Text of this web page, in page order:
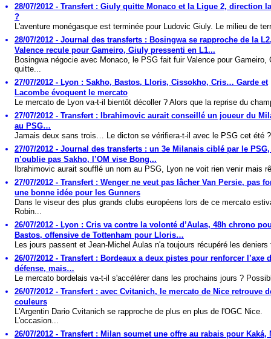
28/07/2012 - Transfert : Giuly quitte Monaco et la Ligue 2, direction
?
L'aventure monégasque est terminée pour Ludovic Giuly. Le milieu de
28/07/2012 - Journal des transferts : Bosingwa se rapproche de la
Valence recule pour Gameiro, Giuly pressenti en L1...
Bosingwa négocie avec Monaco, le PSG fait fuir Valence pour Gameiro,
quitte...
27/07/2012 - Lyon : Sakho, Bastos, Lloris, Cissokho, Cris… Garde et
Lacombe évoquent le mercato
Le mercato de Lyon va-t-il bientôt décoller ? Alors que la reprise du
27/07/2012 - Transfert : Ibrahimovic aurait conseillé un joueur du
au PSG…
Jamais deux sans trois… Le dicton se vérifiera-t-il avec le PSG cet été
27/07/2012 - Journal des transferts : un 3e Milanais ciblé par le
n’oublie pas Sakho, l’OM vise Bong...
Ibrahimovic aurait soufflé un nom au PSG, Lyon ne voit rien venir mais
27/07/2012 - Transfert : Wenger ne veut pas lâcher Van Persie, pas
une bonne idée pour les Gunners
Dans le viseur des plus grands clubs européens lors de ce mercato
Robin...
26/07/2012 - Lyon : Cris va contre la volonté d’Aulas, 48h chrono
Bastos, offensive de Tottenham pour Lloris…
Les jours passent et Jean-Michel Aulas n'a toujours récupéré les deniers
26/07/2012 - Transfert : Bordeaux a deux pistes pour renforcer l’axe
défense, mais…
Le mercato bordelais va-t-il s'accélérer dans les prochains jours ?
26/07/2012 - Transfert : avec Cvitanich, le mercato de Nice retrouve
couleurs
L'Argentin Dario Cvitanich se rapproche de plus en plus de l'OGC Nice.
L'occasion...
26/07/2012 - Transfert : Milan soumet une offre au rabais pour Kaká,